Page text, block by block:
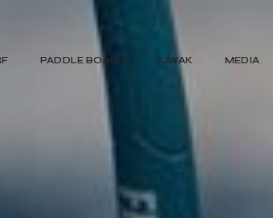
PADDLE BOARD KAYAK MEDIA